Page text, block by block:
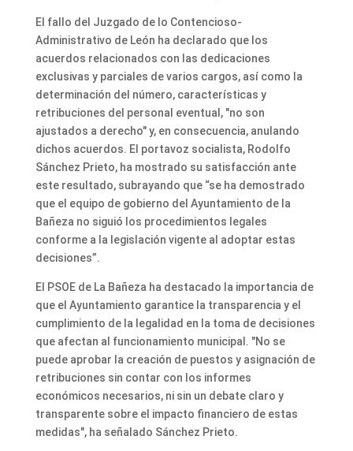
El fallo del Juzgado de lo Contencioso-
Administrativo de León ha declarado que los
acuerdos relacionados con las dedicaciones
exclusivas y parciales de varios cargos, así como la
determinación del número, características y
retribuciones del personal eventual, "no son
ajustados a derecho" y, en consecuencia, anulando
dichos acuerdos. El portavoz socialista, Rodolfo
Sánchez Prieto, ha mostrado su satisfacción ante
este resultado, subrayando que “se ha demostrado
que el equipo de gobierno del Ayuntamiento de la
Bañeza no siguió los procedimientos legales
conforme a la legislación vigente al adoptar estas
decisiones”.
El PSOE de La Bañeza ha destacado la importancia de
que el Ayuntamiento garantice la transparencia y el
cumplimiento de la legalidad en la toma de decisiones
que afectan al funcionamiento municipal. "No se
puede aprobar la creación de puestos y asignación de
retribuciones sin contar con los informes
económicos necesarios, ni sin un debate claro y
transparente sobre el impacto financiero de estas
medidas", ha señalado Sánchez Prieto.